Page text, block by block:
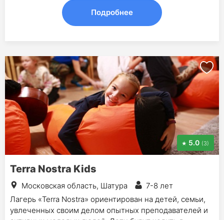
Подробнее
5.0 (3)
Terra Nostra Kids
Московская область, Шатура
7-8 лет
Лагерь «Terra Nostra» ориентирован на детей, семьи,
увлеченных своим делом опытных преподавателей и